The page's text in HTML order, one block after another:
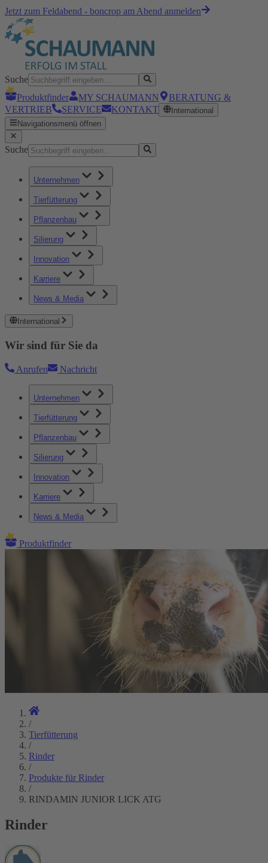
Jetzt zum Feldabend - boncrop am Abend anmelden
Suche
Produktfinder
MY SCHAUMANN
BERATUNG &
VERTRIEB
SERVICE KONTAKT
International
Navigationsmenü öffnen
Suche
Unternehmen
Tierfütterung
Pflanzenbau
Silierung
Innovation
Karriere
News & Media
International
Wir sind für Sie da
Anrufen Nachricht
Unternehmen
Tierfütterung
Pflanzenbau
Silierung
Innovation
Karriere
News & Media
Produktfinder
/
Tierfütterung
/
Rinder
/
Produkte für Rinder
/
RINDAMIN JUNIOR LICK ATG
Rinder